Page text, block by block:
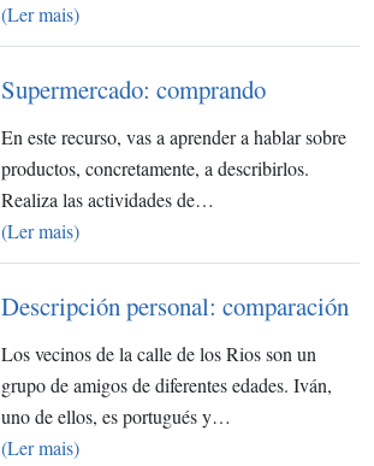
(Ler mais)
Supermercado: comprando
En este recurso, vas a aprender a hablar sobre
productos, concretamente, a describirlos.
Realiza las actividades de…
(Ler mais)
Descripción personal: comparación
Los vecinos de la calle de los Rios son un
grupo de amigos de diferentes edades. Iván,
uno de ellos, es portugués y…
(Ler mais)